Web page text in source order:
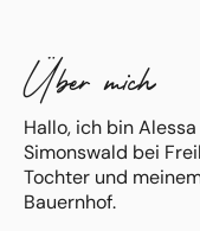
Über mich
Hallo, ich bin
Simonswald bei
Tochter und
Bauernhof.